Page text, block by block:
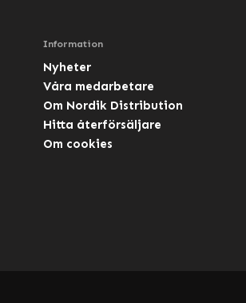
Information
Nyheter
Våra medarbetare
Om Nordik Distribution
Hitta återförsäljare
Om cookies